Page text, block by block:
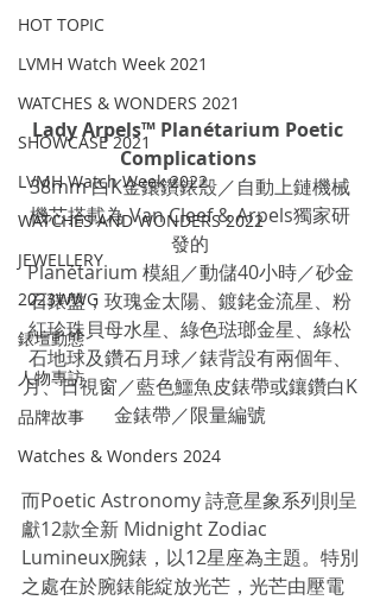
HOT TOPIC
LVMH Watch Week 2021
WATCHES & WONDERS 2021
SHOWCASE 2021
LVMH Watch Week 2022
WATCHES AND WONDERS 2022
JEWELLERY
2023WWG
錶壇動態
人物專訪
品牌故事
Watches & Wonders 2024
Lady Arpels™ Planétarium Poetic
Complications
38mm 白K金鑲鑽錶殼／自動上鏈機械
機芯搭載為 Van Cleef & Arpels獨家研
發的
Planétarium 模組／動儲40小時／砂金
石錶盤；玫瑰金太陽、鍍銠金流星、粉
紅珍珠貝母水星、綠色琺瑯金星、綠松
石地球及鑽石月球／錶背設有兩個年、
月、日視窗／藍色鱷魚皮錶帶或鑲鑽白K
金錶帶／限量編號
而Poetic Astronomy 詩意星象系列則呈
獻12款全新 Midnight Zodiac
Lumineux腕錶，以12星座為主題。特別
之處在於腕錶能綻放光芒，光芒由壓電